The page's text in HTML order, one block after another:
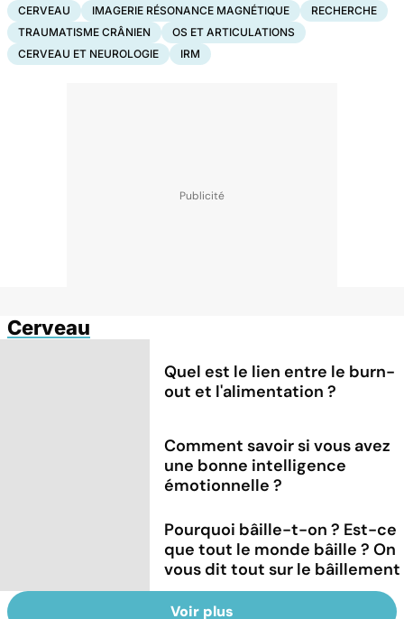
CERVEAU IMAGERIE RÉSONANCE MAGNÉTIQUE
RECHERCHE
TRAUMATISME CRÂNIEN
OS ET ARTICULATIONS
CERVEAU ET NEUROLOGIE
IRM
Cerveau
Quel est le lien entre le burn-
out et l'alimentation ?
Comment savoir si vous avez
une bonne intelligence
émotionnelle ?
Pourquoi bâille-t-on ? Est-ce
que tout le monde bâille ? On
vous dit tout sur le bâillement
Voir plus